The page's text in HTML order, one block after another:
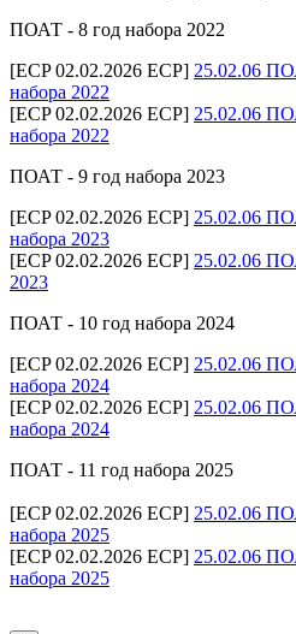
ПОАТ - 8 год набора 2022
[ECP 02.02.2026 ECP] 25.02.06
набора 2022
[ECP 02.02.2026 ECP] 25.02.06
набора 2022
ПОАТ - 9 год набора 2023
[ECP 02.02.2026 ECP] 25.02.06
набора 2023
[ECP 02.02.2026 ECP] 25.02.06
2023
ПОАТ - 10 год набора 2024
[ECP 02.02.2026 ECP] 25.02.06
набора 2024
[ECP 02.02.2026 ECP] 25.02.06
набора 2024
ПОАТ - 11 год набора 2025
[ECP 02.02.2026 ECP] 25.02.06
набора 2025
[ECP 02.02.2026 ECP] 25.02.06
набора 2025